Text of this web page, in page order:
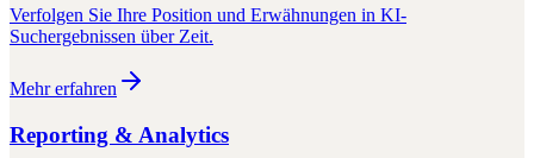
Verfolgen Sie Ihre Position und Erwähnungen in KI-
Suchergebnissen über Zeit.
Mehr erfahren
Reporting & Analytics